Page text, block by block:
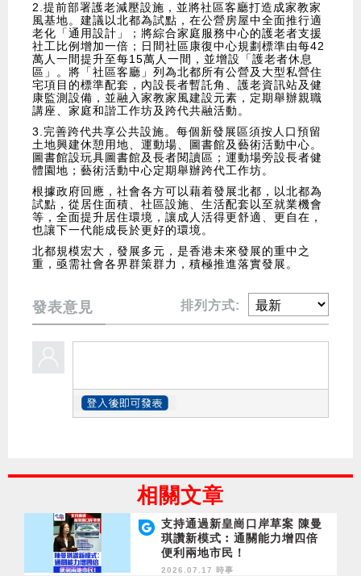
2.提前部署護老減壓設施，並將社區客廳打造成家教家
風基地。建議以北都為試點，在公營房屋中全面推行適
老化「通用設計」；將綜合家庭服務中心的護老者支援
社工比例增加一倍；日間社區康復中心規劃標準由每42
萬人一間提升至每15萬人一間，並增設「護老者休息
區」。將「社區客廳」列為北都所有公營及大型私營住
宅項目的標準配套，內設長者暫託角、護老資訊站及健
康監測設備，並融入家教家風建設元素，定期舉辦親職
講座、家庭和諧工作坊及跨代共融活動。
3.完善跨代共享公共設施。每個新發展區須按人口預留
土地興建休憩用地、運動場、圖書館及藝術活動中心。
圖書館設玩具圖書館及長者閱讀區；運動場旁設長者健
體園地；藝術活動中心定期舉辦跨代工作坊。
根據政府回應，社會各方可以藉着發展北都，以北都為
試點，從居住面積、社區設施、生活配套以至就業機會
等，全面提升居住環境，讓成人活得更舒適、更自在，
也讓下一代能成長於更好的環境。
北都規模宏大，發展多元，是香港未來發展的重中之
重，亟需社會各界群策群力，積極推進落實發展。
發表意見 排列方式:
相關文章
支持通過新皇崗口岸草案 陳曼
琪讚新模式︰通關能力增四倍
便利兩地市民！
2026.07.17 時事